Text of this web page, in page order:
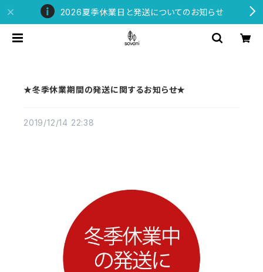
2026夏季休業日と発送についてのお知らせ
★冬季休業期間の発送に関するお知らせ★
2019/12/14 22:38